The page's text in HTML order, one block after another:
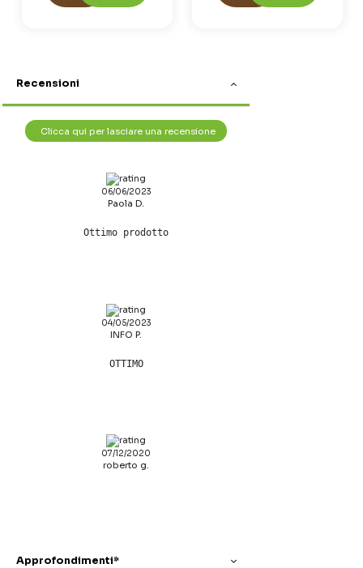
Recensioni
Clicca qui per lasciare una recensione
06/06/2023
Paola D.
Ottimo prodotto
04/05/2023
INFO P.
OTTIMO
07/12/2020
roberto g.
Approfondimenti*